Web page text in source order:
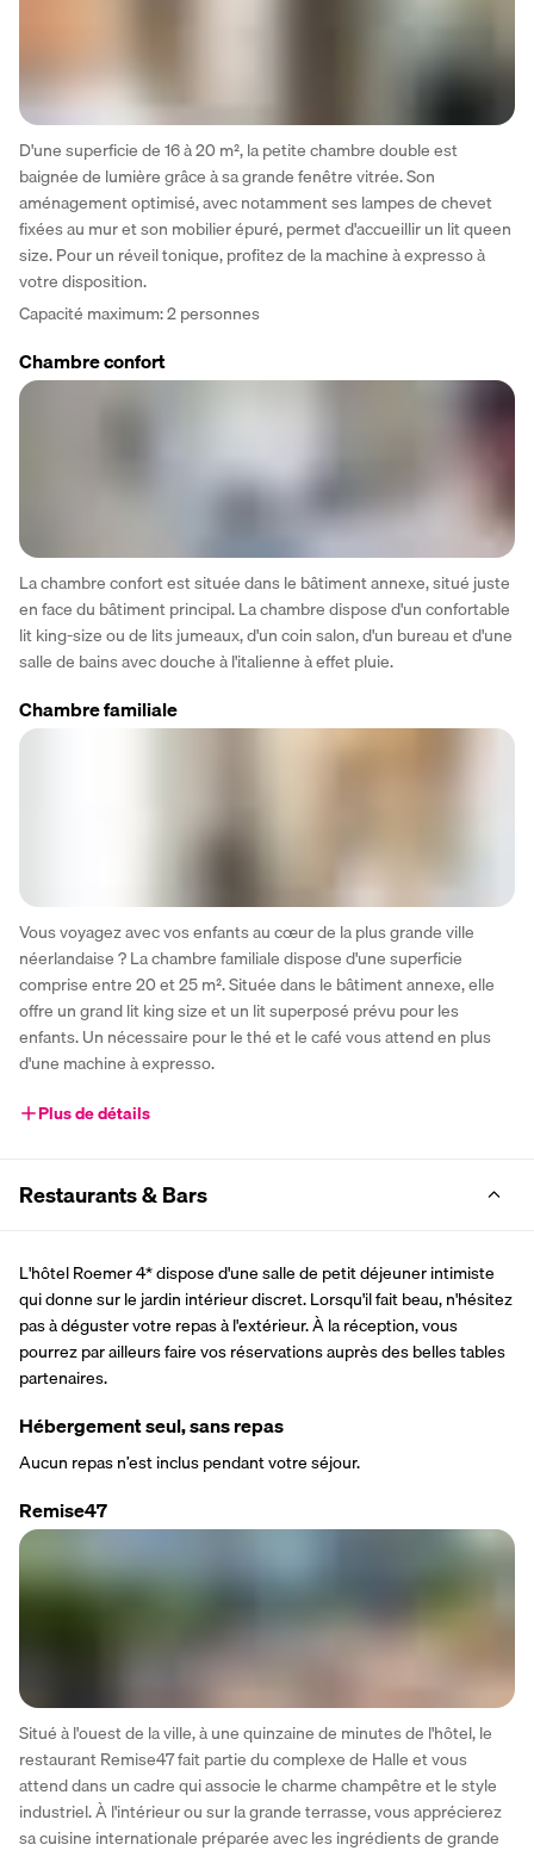
D'une superficie de 16 à 20 m², la petite chambre double est
baignée de lumière grâce à sa grande fenêtre vitrée. Son
aménagement optimisé, avec notamment ses lampes de chevet
fixées au mur et son mobilier épuré, permet d'accueillir un lit queen
size. Pour un réveil tonique, profitez de la machine à expresso à
votre disposition.
Capacité maximum: 2 personnes
Chambre confort
La chambre confort est située dans le bâtiment annexe, situé juste
en face du bâtiment principal. La chambre dispose d'un confortable
lit king-size ou de lits jumeaux, d'un coin salon, d'un bureau et d'une
salle de bains avec douche à l'italienne à effet pluie.
Chambre familiale
Vous voyagez avec vos enfants au cœur de la plus grande ville
néerlandaise ? La chambre familiale dispose d'une superficie
comprise entre 20 et 25 m². Située dans le bâtiment annexe, elle
offre un grand lit king size et un lit superposé prévu pour les
enfants. Un nécessaire pour le thé et le café vous attend en plus
d'une machine à expresso.
Plus de détails
Restaurants & Bars
L'hôtel Roemer 4* dispose d'une salle de petit déjeuner intimiste
qui donne sur le jardin intérieur discret. Lorsqu'il fait beau, n'hésitez
pas à déguster votre repas à l'extérieur. À la réception, vous
pourrez par ailleurs faire vos réservations auprès des belles tables
partenaires.
Hébergement seul, sans repas
Aucun repas n’est inclus pendant votre séjour.
Remise47
Situé à l'ouest de la ville, à une quinzaine de minutes de l'hôtel, le
restaurant Remise47 fait partie du complexe de Halle et vous
attend dans un cadre qui associe le charme champêtre et le style
industriel. À l'intérieur ou sur la grande terrasse, vous apprécierez
sa cuisine internationale préparée avec les ingrédients de grande